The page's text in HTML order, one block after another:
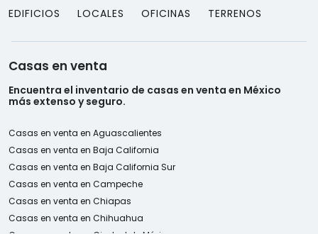
EDIFICIOS LOCALES OFICINAS TERRENOS
Casas en venta
Encuentra el inventario de casas en venta en México
más extenso y seguro.
Casas en venta en Aguascalientes
Casas en venta en Baja California
Casas en venta en Baja California Sur
Casas en venta en Campeche
Casas en venta en Chiapas
Casas en venta en Chihuahua